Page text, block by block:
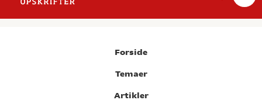
Forside
Temaer
Artikler